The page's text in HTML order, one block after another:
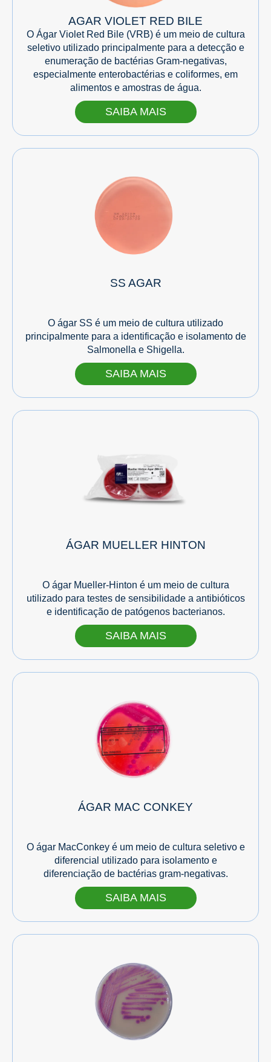
AGAR VIOLET RED BILE
O Ágar Violet Red Bile (VRB) é um meio de cultura
seletivo utilizado principalmente para a detecção e
enumeração de bactérias Gram-negativas,
especialmente enterobactérias e coliformes, em
alimentos e amostras de água.
SAIBA MAIS
SS AGAR
O ágar SS é um meio de cultura utilizado
principalmente para a identificação e isolamento de
Salmonella e Shigella.
SAIBA MAIS
ÁGAR MUELLER HINTON
O ágar Mueller-Hinton é um meio de cultura
utilizado para testes de sensibilidade a antibióticos
e identificação de patógenos bacterianos.
SAIBA MAIS
ÁGAR MAC CONKEY
O ágar MacConkey é um meio de cultura seletivo e
diferencial utilizado para isolamento e
diferenciação de bactérias gram-negativas.
SAIBA MAIS